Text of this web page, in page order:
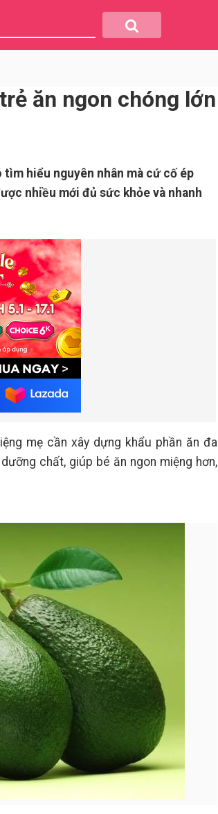
ăn ngon chóng lớn
hiểu nguyên nhân mà cứ cố ép
nhiều mới đủ sức khỏe và nhanh
mẹ cần xây dựng khẩu phần ăn đa
chất, giúp bé ăn ngon miệng hơn,